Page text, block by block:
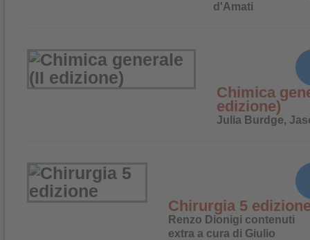
d'Amati
Chimica
edizione)
Julia Burdge,
Chirurgia 5
Renzo Dionigi contenuti
extra a cura di Giulio